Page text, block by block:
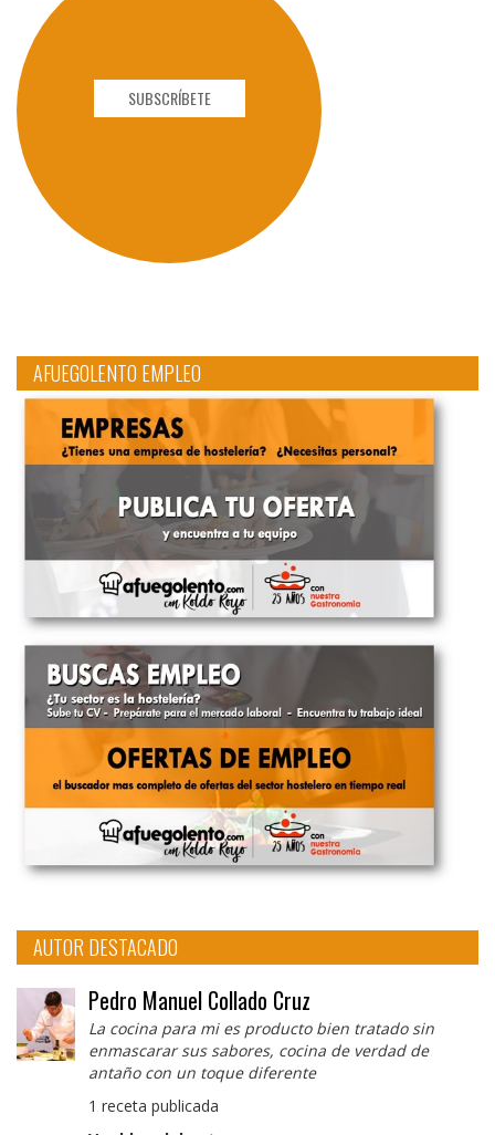
SUBSCRÍBETE
AFUEGOLENTO EMPLEO
AUTOR DESTACADO
Pedro Manuel Collado Cruz
La cocina para mi es producto bien tratado sin
enmascarar sus sabores, cocina de verdad de
antaño con un toque diferente
1 receta publicada